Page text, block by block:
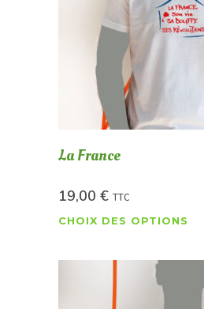
La France
19,00 € TTC
CHOIX DES OPTIONS